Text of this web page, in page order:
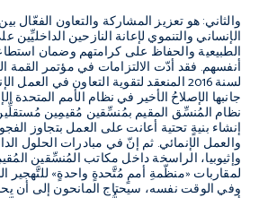
والثاني: هو تعزيز المشاركة والتعاون الفعّال
الإنساني والتنموي لإعانة النازحين الداخليِّين
الطبيعية والحفاظ على كرامتهم وضمان
أنفسهم. فقد أدّت الالتزامات في مؤتمر القمة
لسنة 2016 المنعقد لتقوية التعاون في
جانبها الإصلاحُ الأخير في نظام الأمم المتحدة
نظام المُنسِّق المقيم بمُنسِّقين مُقيمِين
إنشاء بنيةٍ تحتية أعانت على العمل بتجاوز
والعمل الإنمائي. ثم إنّ في مبادرات الحلول
وإثيوبيا، الراسخة داخل مكاتب المُنسِّقين
لمقاربات «منظّمةِ أممٍ مُتَّحدةٍ واحدةٍ» للتَّهجير
وفي الوقت نفسه، سيحتاج المانحون إلى أن